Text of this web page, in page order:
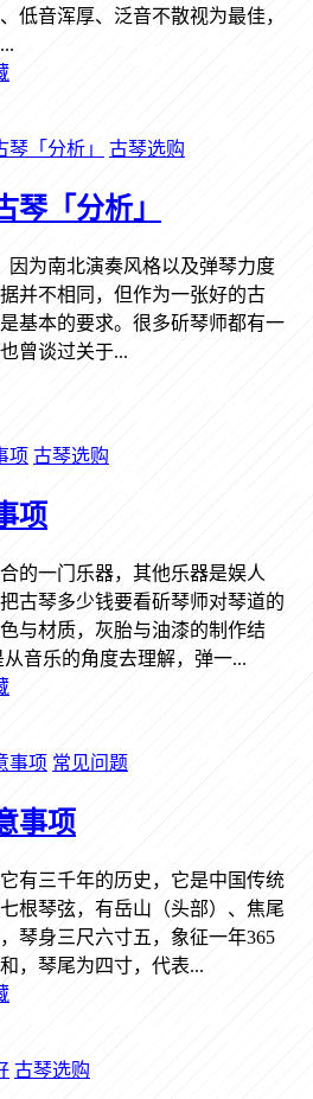
低音浑厚、泛音不散视为最佳，
古琴选购
琴「分析」
因为南北演奏风格以及弹琴力度
并不相同，但作为一张好的古
基本的要求。很多斫琴师都有一
曾谈过关于...
古琴选购
项
的一门乐器，其他乐器是娱人
古琴多少钱要看斫琴师对琴道的
与材质，灰胎与油漆的制作结
音乐的角度去理解，弹一...
常见问题
事项
有三千年的历史，它是中国传统
根琴弦，有岳山（头部）、焦尾
琴身三尺六寸五，象征一年365
，琴尾为四寸，代表...
古琴选购